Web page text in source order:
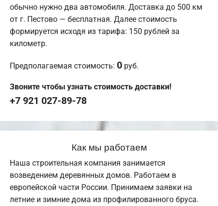
обычно нужно два автомобиля. Доставка до 500 км
от г. Пестово — бесплатная. Далее стоимость
формируется исходя из тарифа: 150 рублей за
километр.
Предполагаемая стоимость: 0 руб.
Звоните чтобы узнать стоимость доставки!
+7 921 027-89-78
Как мы работаем
Наша строительная компания занимается
возведением деревянных домов. Работаем в
европейской части России. Принимаем заявки на
летние и зимние дома из профилированного бруса.